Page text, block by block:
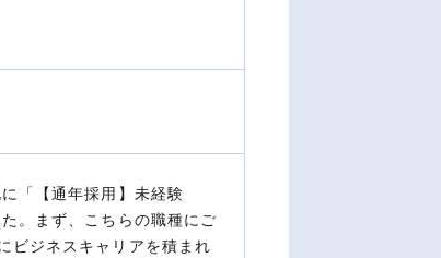
「【通年採用】未経験
。まず、こちらの職種にご
ビジネスキャリアを積まれ